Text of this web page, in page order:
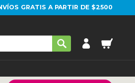
GRATIS A PARTIR DE $2500